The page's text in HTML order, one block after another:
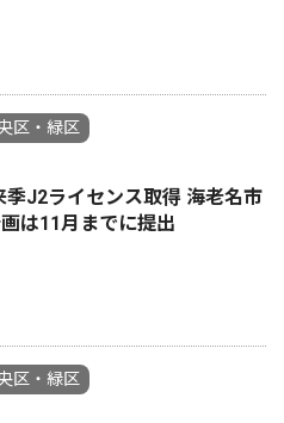
区・緑区
季J2ライセンス取得 海老名市
は11月までに提出
区・緑区